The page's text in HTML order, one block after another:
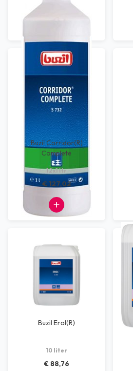
Buzil Corridor(R)
Complete
12x1 ltr
€ 127,02
Buzil Erol(R)
10 liter
€ 88,76